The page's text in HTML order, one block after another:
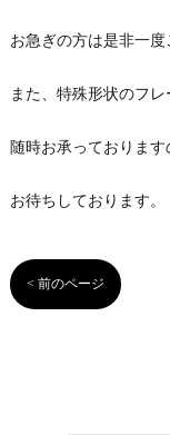
お急ぎの方は是非一度
また、特殊形状のフ
随時お承っておりま
お待ちしております。
< 前のページ